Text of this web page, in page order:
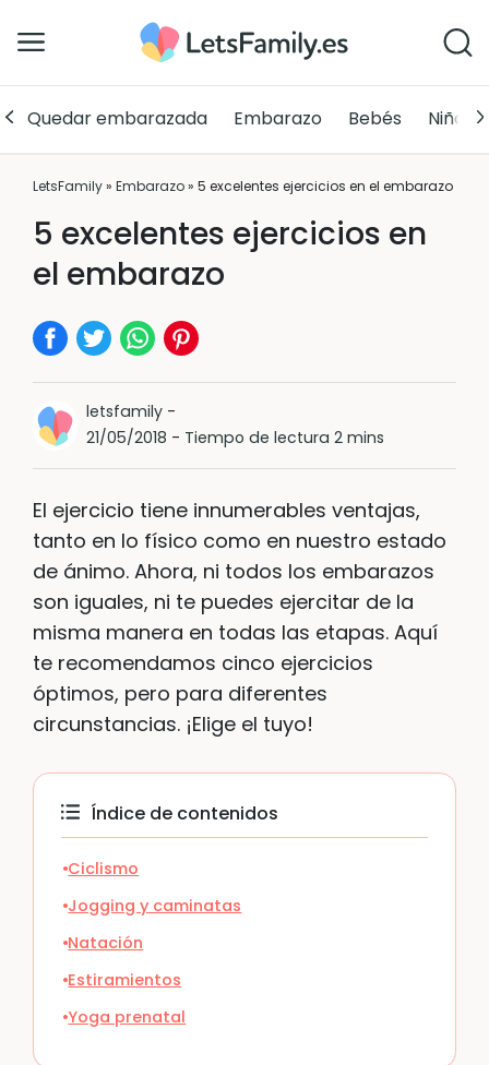
Quedar embarazada Embarazo Bebés Niños
LetsFamily» Embarazo» 5 excelentes ejercicios en el embarazo
5 excelentes ejercicios en
el embarazo
letsfamily-
21/05/2018 - Tiempo de lectura 2 mins
El ejercicio tiene innumerables ventajas,
tanto en lo físico como en nuestro estado
de ánimo. Ahora, ni todos los embarazos
son iguales, ni te puedes ejercitar de la
misma manera en todas las etapas. Aquí
te recomendamos cinco ejercicios
óptimos, pero para diferentes
circunstancias. ¡Elige el tuyo!
Índice de contenidos
Ciclismo
Jogging y caminatas
Natación
Estiramientos
Yoga prenatal